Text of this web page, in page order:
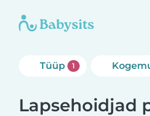
Tüüp 1
Lapsehoidjad